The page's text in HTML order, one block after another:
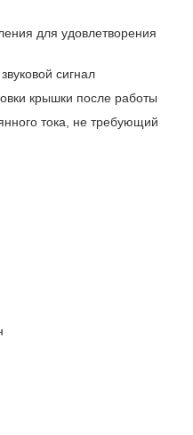
для удовлетворения
сигнал
крышки после работы
тока, не требующий